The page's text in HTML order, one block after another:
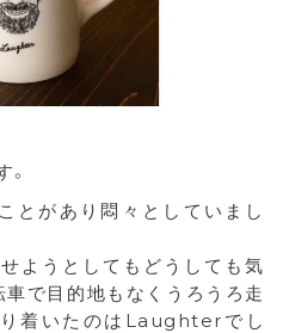
とがあり悶々としていまし
ようとしてもどうしても気
車で目的地もなくうろうろ走
り着いたのはLaughterでし